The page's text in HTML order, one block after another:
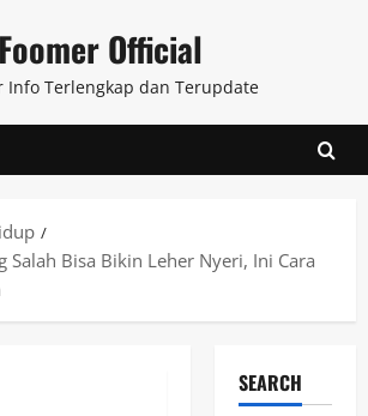
Foomer Official
Info Terlengkap dan Terupdate
Salah Bisa Bikin Leher Nyeri, Ini Cara
SEARCH